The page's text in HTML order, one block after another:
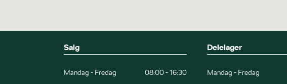
Salg
Mandag - Fredag
08:00 - 16:30
Delelager
Mandag - Fredag